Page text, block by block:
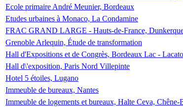
Ecole primaire André Meunier, Bordeaux
Etudes urbaines à Monaco, La Condamine
FRAC GRAND LARGE - Hauts-de-France,
Grenoble Arlequin, Étude de transformation
Hall d'Expositions et de Congrès, Bordeaux Lac -
Hall d\'exposition, Paris Nord Villepinte
Hotel 5 étoiles, Lugano
Immeuble de bureaux, Nantes
Immeuble de logements et bureaux, Halte Ceva, Chêne-